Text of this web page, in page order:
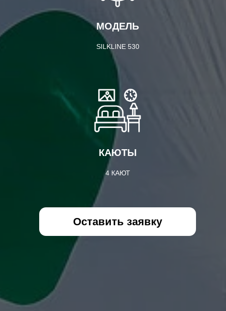
МОДЕЛЬ
SILKLINE 530
КАЮТЫ
4 КАЮТ
Оставить заявку